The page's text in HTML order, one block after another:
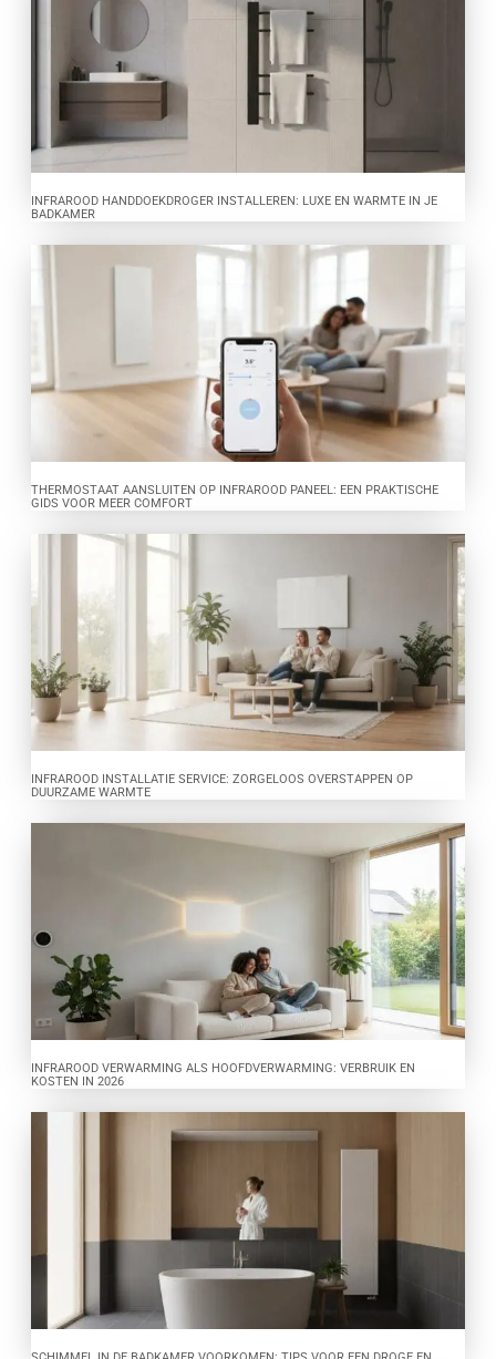
INFRAROOD HANDDOEKDROGER INSTALLEREN: LUXE EN WARMTE IN JE
BADKAMER
THERMOSTAAT AANSLUITEN OP INFRAROOD PANEEL: EEN PRAKTISCHE
GIDS VOOR MEER COMFORT
INFRAROOD INSTALLATIE SERVICE: ZORGELOOS OVERSTAPPEN OP
DUURZAME WARMTE
INFRAROOD VERWARMING ALS HOOFDVERWARMING: VERBRUIK EN
KOSTEN IN 2026